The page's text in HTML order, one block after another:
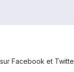
Facebook et